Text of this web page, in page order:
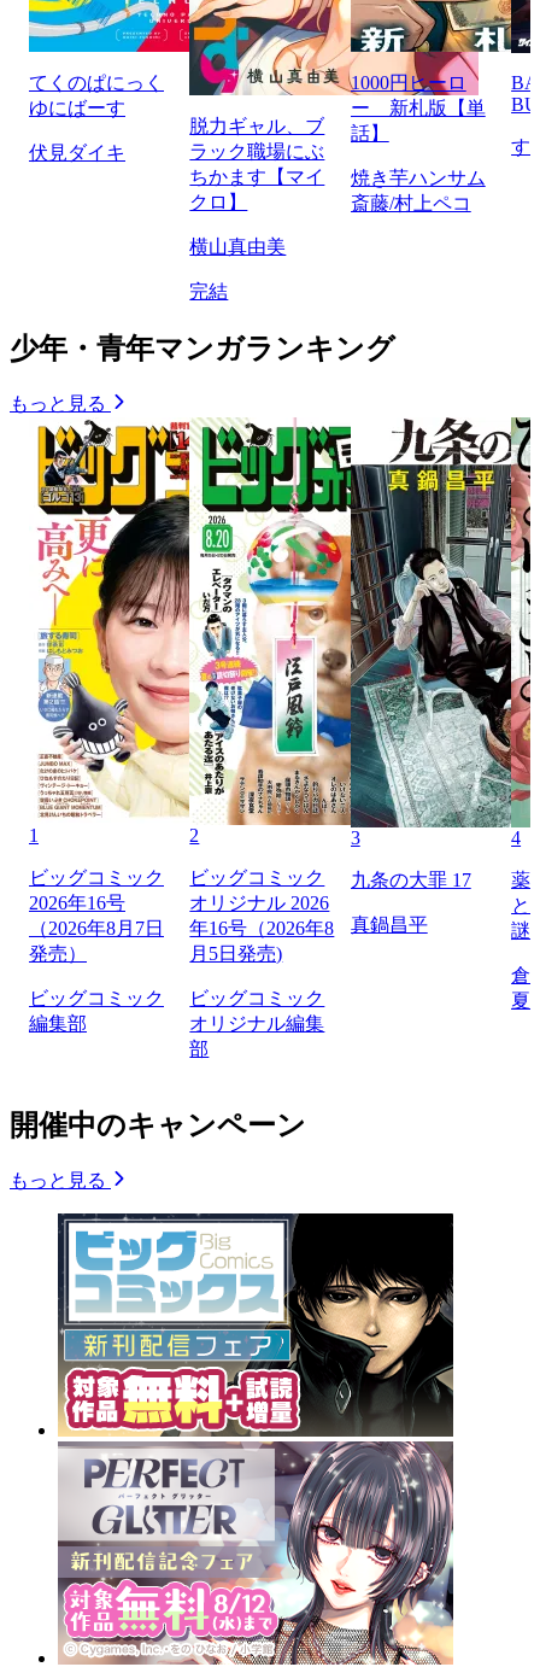
てくのぱにっく
ゆにばーす
伏見ダイキ
脱力ギャル、ブ
ラック職場にぶ
ちかます【マイ
クロ】
横山真由美
完結
1000円ヒーロ
ー 新札版【単
話】
焼き芋ハンサム
斎藤/村上ペコ
す
少年・青年マンガランキング
もっと見る
1
ビッグコミック
2026年16号
（2026年8月7日
発売）
ビッグコミック
編集部
2
ビッグコミック
オリジナル 2026
年16号（2026年8
月5日発売)
ビッグコミック
オリジナル編集
部
3
九条の大罪 17
真鍋昌平
4
薬
と
謎
倉
夏
開催中のキャンペーン
もっと見る